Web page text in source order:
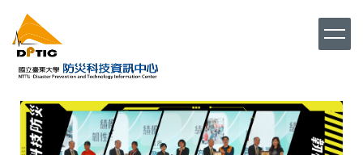
到
主